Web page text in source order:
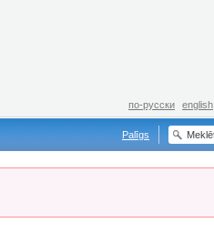
по-русски english
Palīgs